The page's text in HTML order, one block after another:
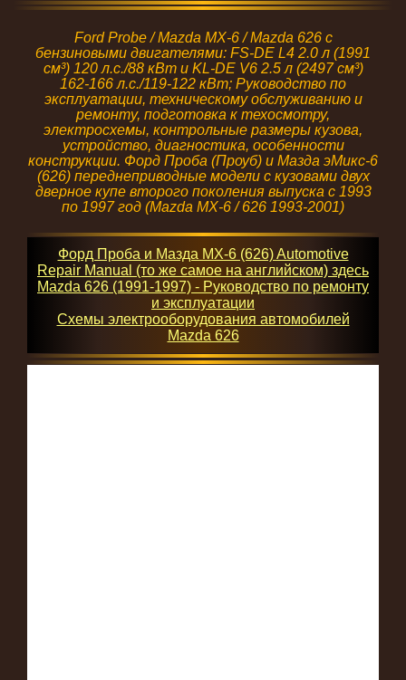
Ford Probe / Mazda MX-6 / Mazda 626 с
бензиновыми двигателями: FS-DE L4 2.0 л (1991
см³) 120 л.с./88 кВт и KL-DE V6 2.5 л (2497 см³)
162-166 л.с./119-122 кВт; Руководство по
эксплуатации, техническому обслуживанию и
ремонту, подготовка к техосмотру,
электросхемы, контрольные размеры кузова,
устройство, диагностика, особенности
конструкции. Форд Проба (Проуб) и Мазда эМикс-6
(626) переднеприводные модели с кузовами двух
дверное купе второго поколения выпуска с 1993
по 1997 год (Mazda MX-6 / 626 1993-2001)
Форд Проба и Мазда MX-6 (626) Automotive
Repair Manual (то же самое на английском) здесь
Mazda 626 (1991-1997) - Руководство по ремонту
и эксплуатации
Схемы электрооборудования автомобилей
Mazda 626